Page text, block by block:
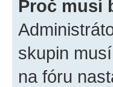
Proč musí
skupin
na fóru